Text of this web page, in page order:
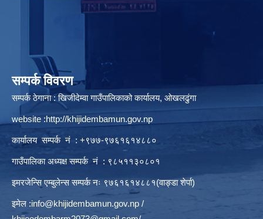
सम्पर्क विवरण
सम्पर्क ठेगाना : खिजीदेम्वा गाउँपालिकाको कार्यालय, ओखलढुंगा
website :http://khijidembamun.gov.np
कार्यालय सम्पर्क नं : +९७७-९७६१६१४८८०
गाउँपालिका अध्यक्ष सम्पर्क नं : ९८५११३०८०१
इमरजेन्सि एम्बुलेन्स सम्पर्क न‌ः ९७६१६१४८८१(वाङ्डा शेर्पा)
इमेल :info@khijidembamun.gov.np /